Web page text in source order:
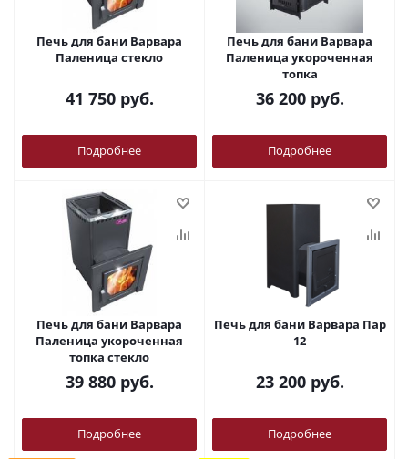
Печь для бани Варвара
Паленица стекло
41 750руб.
Подробнее
Печь для бани Варвара
Паленица укороченная
топка
36 200руб.
Подробнее
Печь для бани Варвара
Паленица укороченная
топка стекло
39 880руб.
Подробнее
Печь для бани Варвара Пар
12
23 200руб.
Подробнее